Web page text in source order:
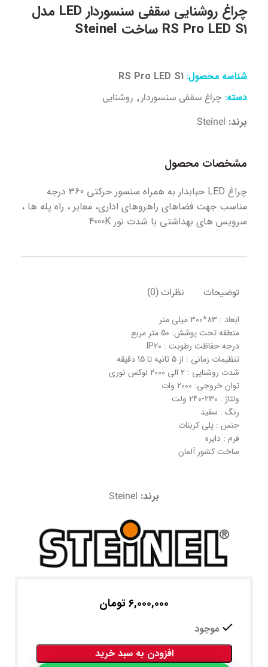
چراغ روشنایی سقفی سنسوردار LED مدل
RS Pro LED S1 ساخت Steinel
شناسه محصول: RS Pro LED S1
دسته: چراغ سقفی سنسوردار, روشنایی
برند: Steinel
مشخصات محصول
چراغ LED حبابدار به همراه سنسور حرکتی 360 درجه
مناسب جهت فضاهای راهروهای اداری، معابر ، راه پله ها ،
سرویس های بهداشتی با شدت نور 4000K
توضیحات نظرات (0)
ابعاد : 83*300 میلی متر
منطقه تحت پوشش: 50 متر مربع
درجه حفاظت رطوبت : IP20
تنظیمات زمانی : از 5 ثانیه تا 15 دقیقه
شدت روشنایی : 2 الی 2000 لوکس نوری
توان خروجی: 2000 وات
ولتاژ : 230-240 ولت
رنگ : سفید
جنس : پلی کربنات
فرم : دایره
ساخت کشور آلمان
برند: Steinel
۶,۰۰۰,۰۰۰تومان
موجود
افزودن به سبد خرید